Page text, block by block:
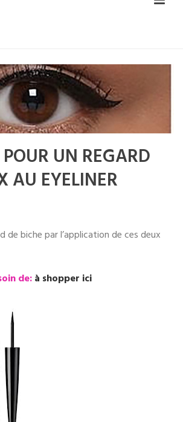
UN REGARD
AU EYELINER
de biche par l’application de ces deux
de:à shopper ici